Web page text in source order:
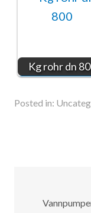
Kg rohr dn
Posted in: